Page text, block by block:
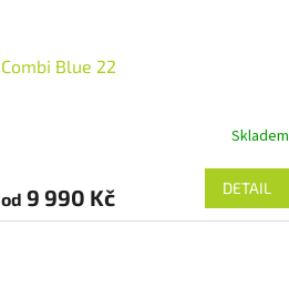
Combi Blue 22
Skladem
od 9 990 Kč DETAIL